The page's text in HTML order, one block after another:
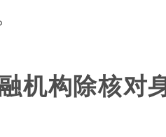
机构除核对